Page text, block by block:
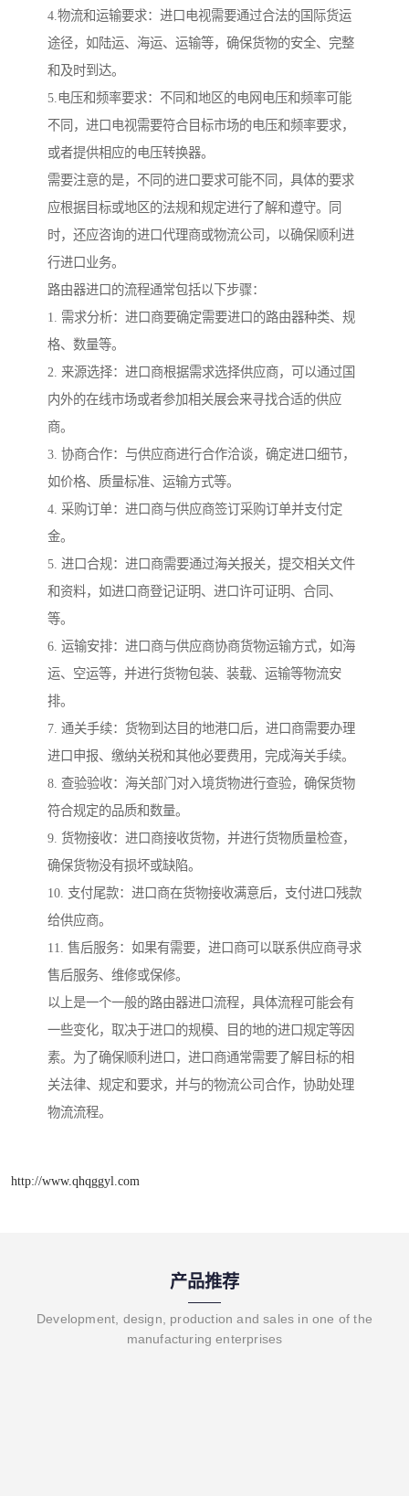
4.物流和运输要求：进口电视需要通过合法的国际货运
途径，如陆运、海运、运输等，确保货物的安全、完整
和及时到达。
5.电压和频率要求：不同和地区的电网电压和频率可能
不同，进口电视需要符合目标市场的电压和频率要求，
或者提供相应的电压转换器。
需要注意的是，不同的进口要求可能不同，具体的要求
应根据目标或地区的法规和规定进行了解和遵守。同
时，还应咨询的进口代理商或物流公司，以确保顺利进
行进口业务。
路由器进口的流程通常包括以下步骤：
1. 需求分析：进口商要确定需要进口的路由器种类、规
格、数量等。
2. 来源选择：进口商根据需求选择供应商，可以通过国
内外的在线市场或者参加相关展会来寻找合适的供应
商。
3. 协商合作：与供应商进行合作洽谈，确定进口细节，
如价格、质量标准、运输方式等。
4. 采购订单：进口商与供应商签订采购订单并支付定
金。
5. 进口合规：进口商需要通过海关报关，提交相关文件
和资料，如进口商登记证明、进口许可证明、合同、
等。
6. 运输安排：进口商与供应商协商货物运输方式，如海
运、空运等，并进行货物包装、装载、运输等物流安
排。
7. 通关手续：货物到达目的地港口后，进口商需要办理
进口申报、缴纳关税和其他必要费用，完成海关手续。
8. 查验验收：海关部门对入境货物进行查验，确保货物
符合规定的品质和数量。
9. 货物接收：进口商接收货物，并进行货物质量检查，
确保货物没有损坏或缺陷。
10. 支付尾款：进口商在货物接收满意后，支付进口残款
给供应商。
11. 售后服务：如果有需要，进口商可以联系供应商寻求
售后服务、维修或保修。
以上是一个一般的路由器进口流程，具体流程可能会有
一些变化，取决于进口的规模、目的地的进口规定等因
素。为了确保顺利进口，进口商通常需要了解目标的相
关法律、规定和要求，并与的物流公司合作，协助处理
物流流程。
http://www.qhqggyl.com
产品推荐
Development, design, production and sales in one of the
manufacturing enterprises